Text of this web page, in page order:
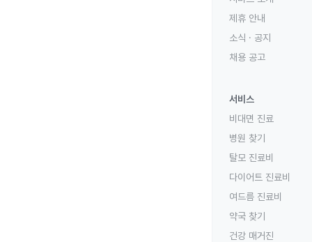
제휴 안내
소식 · 공지
채용 공고
서비스
비대면 진료
병원 찾기
탈모 진료비
다이어트 진료비
여드름 진료비
약국 찾기
건강 매거진